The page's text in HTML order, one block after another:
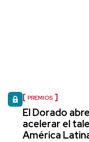
PREMIOS
El Dorado
acelerar el
América